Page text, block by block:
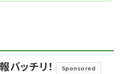
ッチリ！ Sponsored